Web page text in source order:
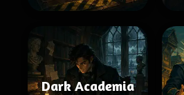
Dark Academia